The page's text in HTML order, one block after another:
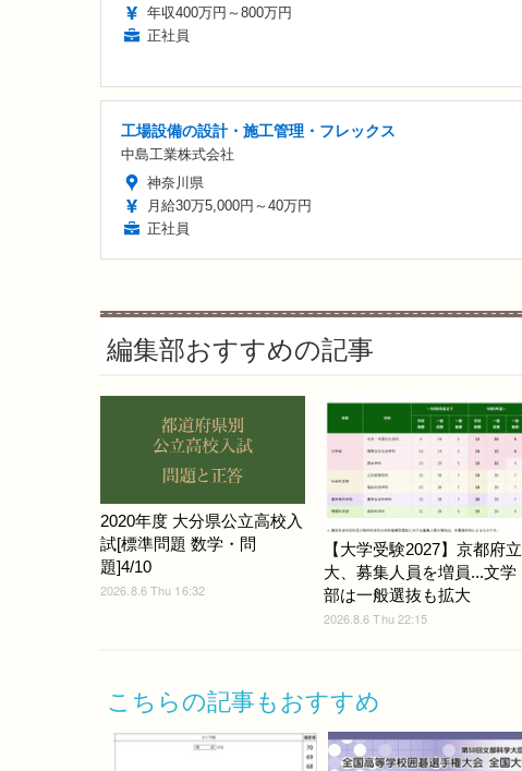
年収400万円～800万円
正社員
工場設備の設計・施工管理・フレックス
中島工業株式会社
神奈川県
月給30万5,000円～40万円
正社員
編集部おすすめの記事
2020年度 大分県公立高校入
試[標準問題 数学・問
題]4/10
2026.8.6 Thu 16:32
【大学受験2027】京都府立
大、募集人員を増員...文学
部は一般選抜も拡大
2026.8.6 Thu 22:15
こちらの記事もおすすめ